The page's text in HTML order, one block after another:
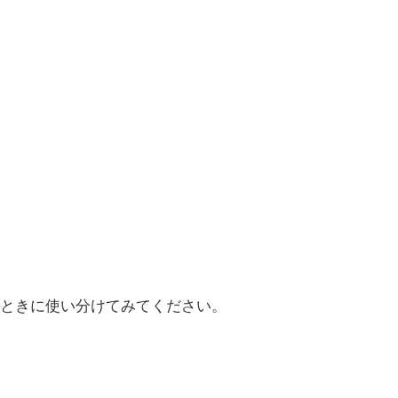
きに使い分けてみてください。